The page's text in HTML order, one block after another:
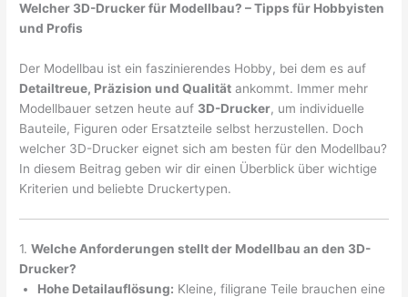
Welcher 3D-Drucker für Modellbau? – Tipps für Hobbyisten
und Profis
Der Modellbau ist ein faszinierendes Hobby, bei dem es auf
Detailtreue, Präzision und Qualität ankommt. Immer mehr
Modellbauer setzen heute auf 3D-Drucker, um individuelle
Bauteile, Figuren oder Ersatzteile selbst herzustellen. Doch
welcher 3D-Drucker eignet sich am besten für den Modellbau?
In diesem Beitrag geben wir dir einen Überblick über wichtige
Kriterien und beliebte Druckertypen.
1.Welche Anforderungen stellt der Modellbau an den 3D-
Drucker?
Hohe Detailauflösung: Kleine, filigrane Teile brauchen eine